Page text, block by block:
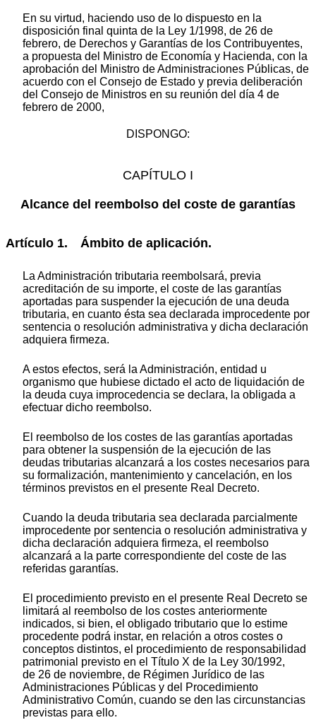
En su virtud, haciendo uso de lo dispuesto en la
disposición final quinta de la Ley 1/1998, de 26 de
febrero, de Derechos y Garantías de los Contribuyentes,
a propuesta del Ministro de Economía y Hacienda, con la
aprobación del Ministro de Administraciones Públicas, de
acuerdo con el Consejo de Estado y previa deliberación
del Consejo de Ministros en su reunión del día 4 de
febrero de 2000,
DISPONGO:
CAPÍTULO I
Alcance del reembolso del coste de garantías
Artículo 1. Ámbito de aplicación.
La Administración tributaria reembolsará, previa
acreditación de su importe, el coste de las garantías
aportadas para suspender la ejecución de una deuda
tributaria, en cuanto ésta sea declarada improcedente por
sentencia o resolución administrativa y dicha declaración
adquiera firmeza.
A estos efectos, será la Administración, entidad u
organismo que hubiese dictado el acto de liquidación de
la deuda cuya improcedencia se declara, la obligada a
efectuar dicho reembolso.
El reembolso de los costes de las garantías aportadas
para obtener la suspensión de la ejecución de las
deudas tributarias alcanzará a los costes necesarios para
su formalización, mantenimiento y cancelación, en los
términos previstos en el presente Real Decreto.
Cuando la deuda tributaria sea declarada parcialmente
improcedente por sentencia o resolución administrativa y
dicha declaración adquiera firmeza, el reembolso
alcanzará a la parte correspondiente del coste de las
referidas garantías.
El procedimiento previsto en el presente Real Decreto se
limitará al reembolso de los costes anteriormente
indicados, si bien, el obligado tributario que lo estime
procedente podrá instar, en relación a otros costes o
conceptos distintos, el procedimiento de responsabilidad
patrimonial previsto en el Título X de la Ley 30/1992,
de 26 de noviembre, de Régimen Jurídico de las
Administraciones Públicas y del Procedimiento
Administrativo Común, cuando se den las circunstancias
previstas para ello.